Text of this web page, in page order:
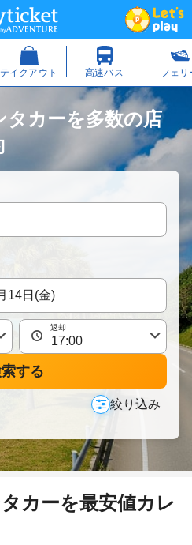
タカーを多数の店
返却
する
絞り込み
カーを最安値カレ